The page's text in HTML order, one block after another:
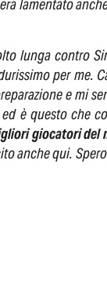
lamentato
lunga contro
per me.
e mi
è questo che
giocatori del
anche qui.